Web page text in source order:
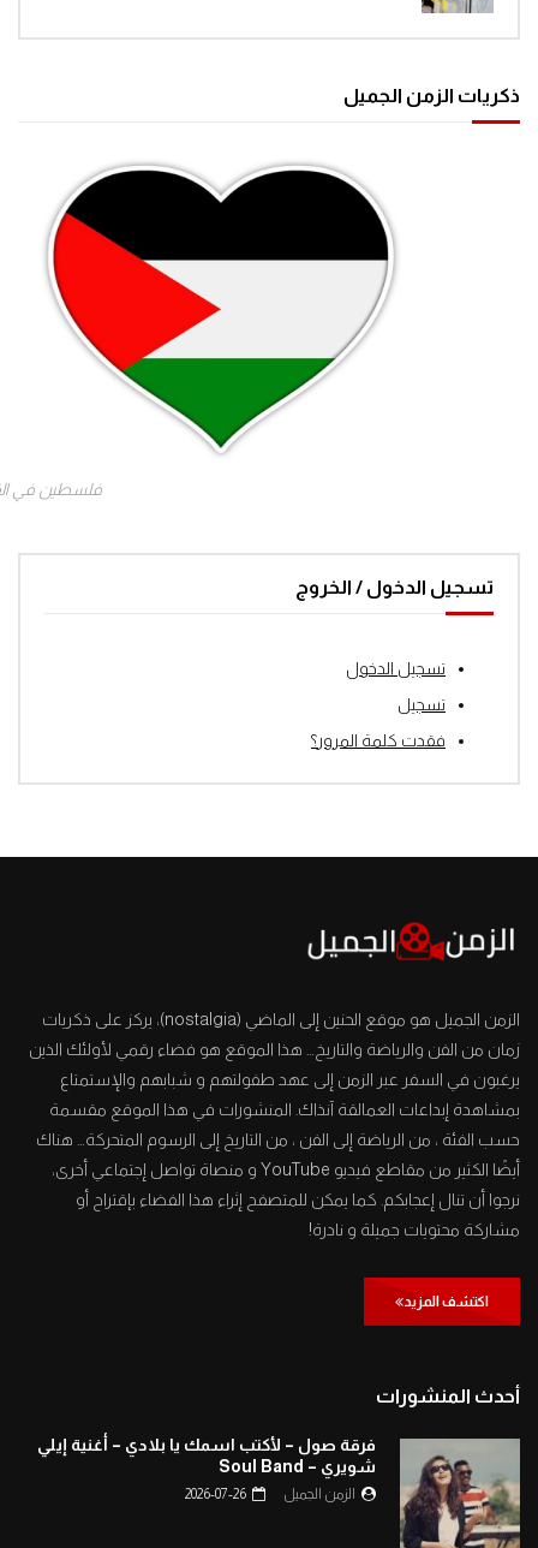
ذكريات الزمن الجميل
فلسطين في
تسجيل الدخول / الخروج
تسجيل الدخول
تسجيل
فقدت كلمة المرور؟
الزمن الجميل هو موقع الحنين إلى الماضي (nostalgia)، يركز على ذكريات
زمان من الفن والرياضة والتاريخ… هذا الموقع هو فضاء رقمي لأولئك الذين
يرغبون في السفر عبر الزمن إلى عهد طفولتهم و شبابهم والإستمتاع
بمشاهدة إبداعات العمالقة آنذاك. المنشورات في هذا الموقع مقسمة
حسب الفئة ، من الرياضة إلى الفن ، من التاريخ إلى الرسوم المتحركة… هناك
أيضًا الكثير من مقاطع فيديو YouTube و منصاة تواصل إجتماعي أخرى،
نرجوا أن تنال إعجابكم. كما يمكن للمتصفح إثراء هذا الفضاء بإقتراح أو
مشاركة محتويات جميلة و نادرة!
اكتشف المزيد
أحدث المنشورات
فرقة صول – لأكتب اسمك يا بلادي – أغنية إيلي
شويري – Soul Band
الزمن الجميل 2026-07-26